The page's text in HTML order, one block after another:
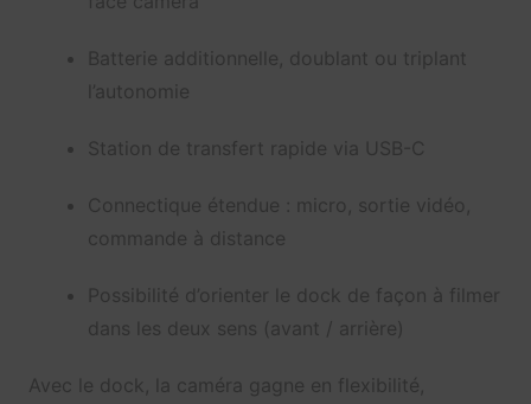
Batterie additionnelle, doublant ou triplant
l’autonomie
Station de transfert rapide via USB-C
Connectique étendue : micro, sortie vidéo,
commande à distance
Possibilité d’orienter le dock de façon à filmer
dans les deux sens (avant / arrière)
Avec le dock, la caméra gagne en flexibilité,